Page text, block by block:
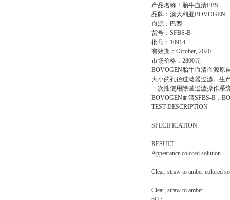
产品名称：胎牛血清FBS
品牌：澳大利亚BOVOGEN
血源：巴西
货号：SFBS-B
批号：10914
有效期：October, 2020
市场价格：2800元
BOVOGEN胎牛血清血源原
大小的孔径过滤器过滤。生
一次性使用除菌过滤操作系
BOVOGEN血清SFBS-B，
TEST DESCRIPTION
SPECIFICATION
RESULT
Appearance colored solution
Clear, straw to amber colored
Clear, straw to amber